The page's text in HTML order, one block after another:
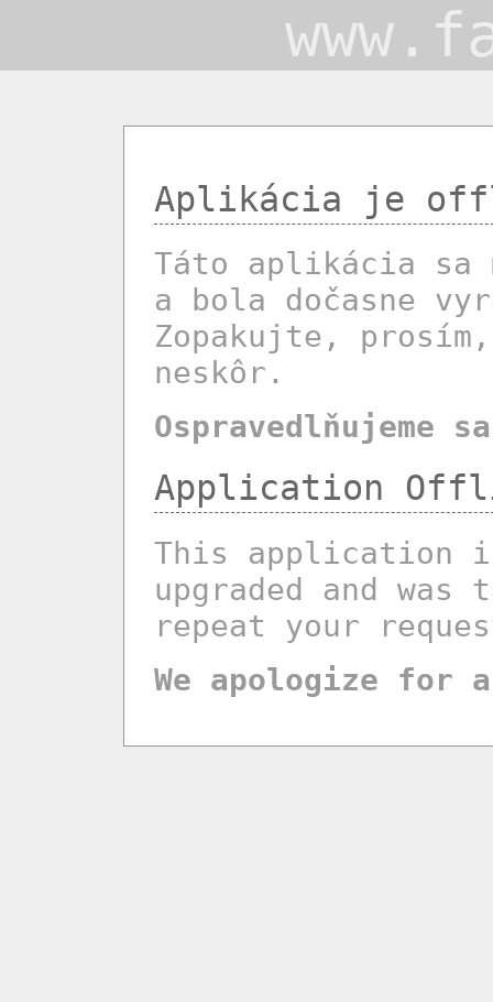
Aplikácia je
Táto aplikácia sa
a bola dočasne
Zopakujte,
neskôr.
Ospravedlňujeme
Application
This application
upgraded and
repeat your
We apologize for